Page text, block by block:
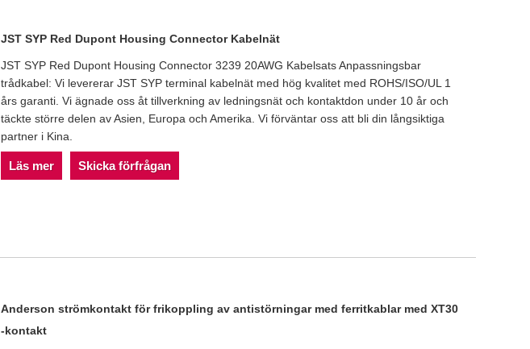
JST SYP Red Dupont Housing Connector Kabelnät
JST SYP Red Dupont Housing Connector 3239 20AWG Kabelsats Anpassningsbar
trådkabel: Vi levererar JST SYP terminal kabelnät med hög kvalitet med ROHS/ISO/UL 1
års garanti. Vi ägnade oss åt tillverkning av ledningsnät och kontaktdon under 10 år och
täckte större delen av Asien, Europa och Amerika. Vi förväntar oss att bli din långsiktiga
partner i Kina.
Läs mer Skicka förfrågan
Anderson strömkontakt för frikoppling av antistörningar med ferritkablar med XT30
-kontakt